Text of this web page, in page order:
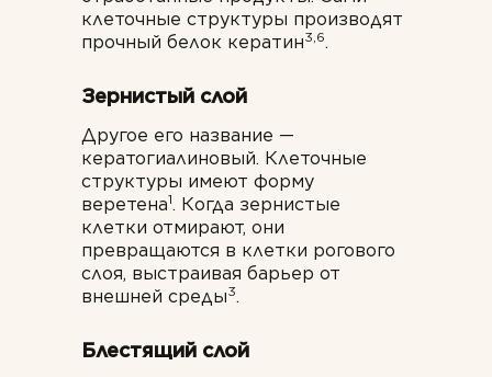
клеточные структуры производят
прочный белок кератин3,6.
Зернистый слой
Другое его название —
кератогиалиновый. Клеточные
структуры имеют форму
веретена1. Когда зернистые
клетки отмирают, они
превращаются в клетки рогового
слоя, выстраивая барьер от
внешней среды3.
Блестящий слой